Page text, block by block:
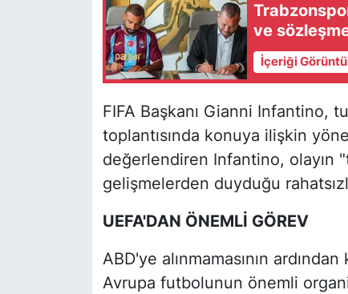
ve
İçeriği
FIFA Başkanı Gianni Infantino,
toplantısında konuya ilişkin
değerlendiren Infantino, olayın
gelişmelerden duyduğu
UEFA'DAN ÖNEMLİ GÖREV
ABD'ye alınmamasının
Avrupa futbolunun önemli